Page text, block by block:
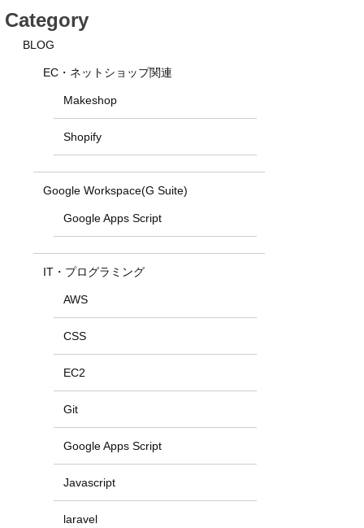
Category
BLOG
EC・ネットショップ関連
Makeshop
Shopify
Google Workspace(G Suite)
Google Apps Script
IT・プログラミング
AWS
CSS
EC2
Git
Google Apps Script
Javascript
laravel